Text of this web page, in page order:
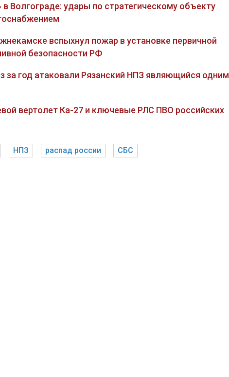
Волгограде: удары по стратегическому объекту
вспыхнул пожар в установке первичной
безопасности РФ
за год атаковали Рязанский НПЗ являющийся одним
вертолет Ка-27 и ключевые РЛС ПВО российских
НПЗ распад россии
СБС